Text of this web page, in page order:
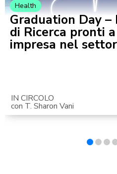
Health
Graduation Day –
di Ricerca pronti
impresa nel
IN CIRCOLO
con T. Sharon Vani